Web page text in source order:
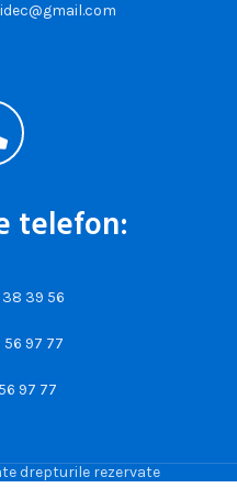
telefon:
39 56
97 77
97 77
drepturile rezervate